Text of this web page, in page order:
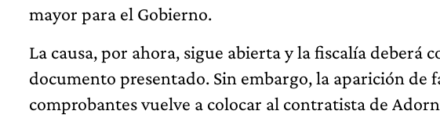
mayor para el Gobierno.
La causa, por ahora, sigue abierta y la fiscalía deberá
documento presentado. Sin embargo, la aparición de
comprobantes vuelve a colocar al contratista de